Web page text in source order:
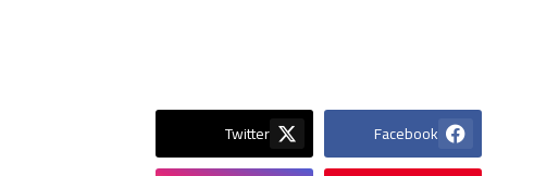
Facebook
Twitter